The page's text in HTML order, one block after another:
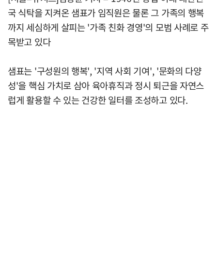
국 식탁을 지켜온 샘표가 임직원은 물론 그 가족의 행복
까지 세심하게 살피는 '가족 친화 경영'의 모범 사례로 주
목받고 있다
샘표는 '구성원의 행복', '지역 사회 기여', '문화의 다양
성'을 핵심 가치로 삼아 육아휴직과 정시 퇴근을 자연스
럽게 활용할 수 있는 건강한 일터를 조성하고 있다.